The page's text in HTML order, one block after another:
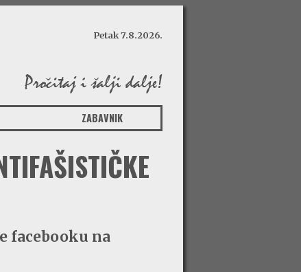
Petak 7.8.2026.
ZABAVNIK
facebooku na